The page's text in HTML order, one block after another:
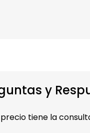
y
tiene la